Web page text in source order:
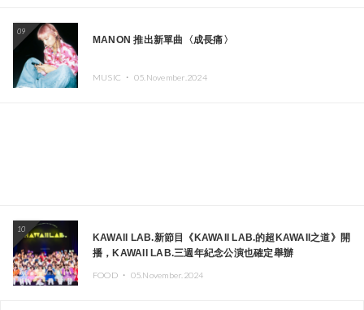
09
MANON 推出新單曲〈成長痛〉
MUSIC ・ 05.November.2024
10
KAWAII LAB.新節目《KAWAII LAB.的超KAWAII之道》開
播，KAWAII LAB.三週年紀念公演也確定舉辦
FOOD ・ 05.November.2024